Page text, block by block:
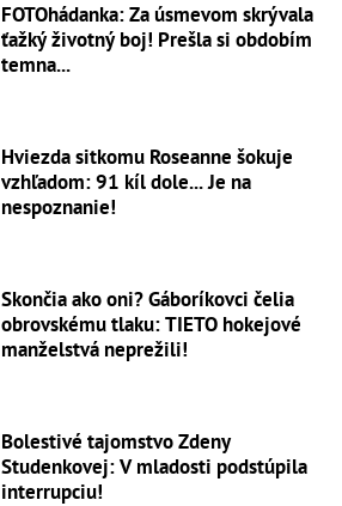
FOTOhádanka: Za úsmevom skrývala
ťažký životný boj! Prešla si obdobím
temna...
Hviezda sitkomu Roseanne šokuje
vzhľadom: 91 kíl dole... Je na
nespoznanie!
Skončia ako oni? Gáboríkovci čelia
obrovskému tlaku: TIETO hokejové
manželstvá neprežili!
Bolestivé tajomstvo Zdeny
Studenkovej: V mladosti podstúpila
interrupciu!